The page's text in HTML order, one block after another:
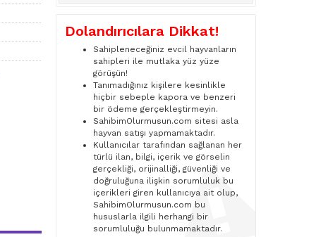
Dolandırıcılara Dikkat!
Sahipleneceğiniz evcil hayvanların
sahipleri ile mutlaka yüz yüze
görüşün!
Tanımadığınız kişilere kesinlikle
hiçbir sebeple kapora ve benzeri
bir ödeme gerçekleştirmeyin.
SahibimOlurmusun.com sitesi asla
hayvan satışı yapmamaktadır.
Kullanıcılar tarafından sağlanan her
türlü ilan, bilgi, içerik ve görselin
gerçekliği, orijinalliği, güvenliği ve
doğruluğuna ilişkin sorumluluk bu
içerikleri giren kullanıcıya ait olup,
SahibimOlurmusun.com bu
hususlarla ilgili herhangi bir
sorumluluğu bulunmamaktadır.